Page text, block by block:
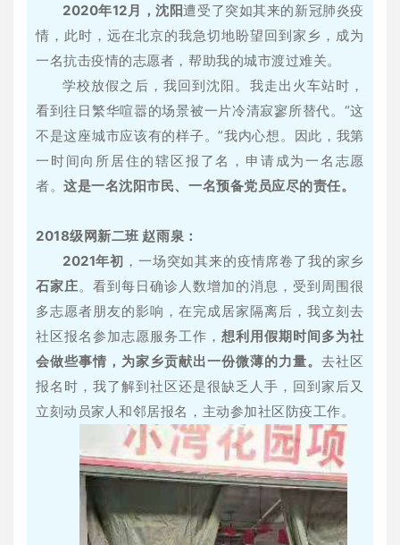
2020年12月，沈阳遭受了突如其来的新冠肺炎疫
情，此时，远在北京的我急切地盼望回到家乡，成为
一名抗击疫情的志愿者，帮助我的城市渡过难关。
学校放假之后，我回到沈阳。我走出火车站时，
看到往日繁华喧嚣的场景被一片冷清寂寥所替代。“这
不是这座城市应该有的样子。”我内心想。因此，我第
一时间向所居住的辖区报了名，申请成为一名志愿
者。这是一名沈阳市民、一名预备党员应尽的责任。
2018级网新二班 赵雨泉：
2021年初 ，一场突如其来的疫情席卷了我的家乡
石家庄。看到每日确诊人数增加的消息，受到周围很
多志愿者朋友的影响，在完成居家隔离后，我立刻去
社区报名参加志愿服务工作，想利用假期时间多为社
会做些事情，为家乡贡献出一份微薄的力量。去社区
报名时，我了解到社区还是很缺乏人手，回到家后又
立刻动员家人和邻居报名，主动参加社区防疫工作。